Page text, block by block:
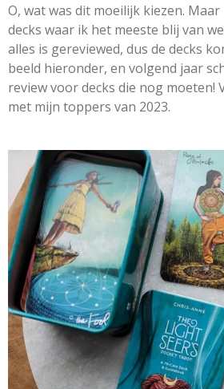
O, wat was dit moeilijk kiezen.
decks waar ik het meeste blij van
alles is gereviewed, dus de decks
beeld hieronder, en volgend jaar
review voor decks die nog moeten!
met mijn toppers van 2023.